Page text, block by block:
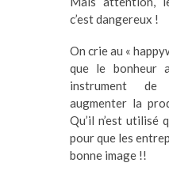
c’est dangereux !
On crie au «
que le bonheur
instrument de
augmenter la
Qu’il n’est utilisé
pour que les
bonne image !!